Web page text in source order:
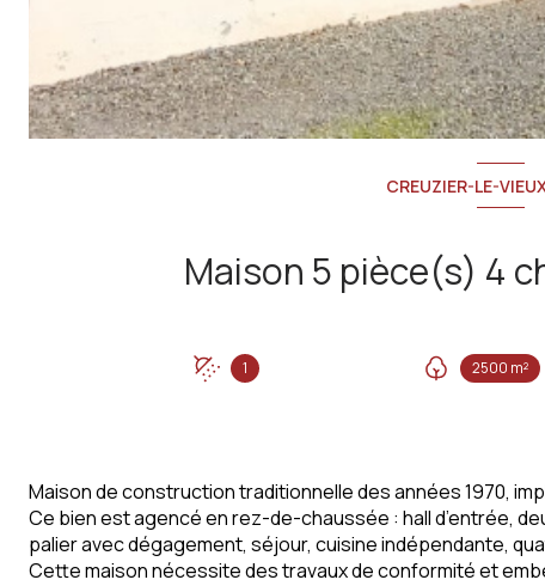
CREUZIER-LE-
1 2500 m²
Maison de construction traditionnelle des années 1970,
Ce bien est agencé en rez-de-chaussée : hall d’entrée,
palier avec dégagement, séjour, cuisine indépendante,
Cette maison nécessite des travaux de conformité et